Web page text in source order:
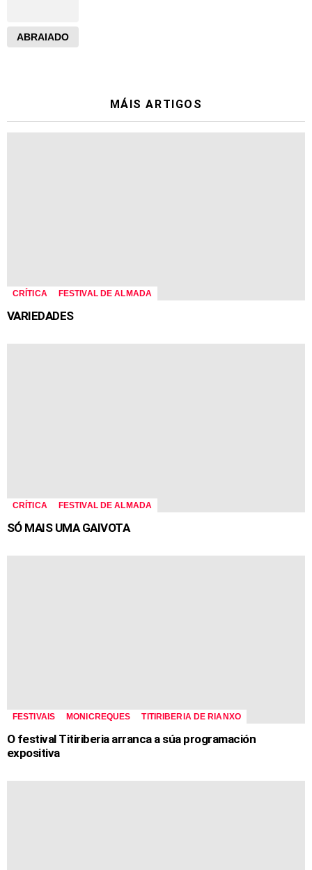
ABRAIADO
MÁIS ARTIGOS
CRÍTICA FESTIVAL DE ALMADA
VARIEDADES
CRÍTICA FESTIVAL DE ALMADA
SÓ MAIS UMA GAIVOTA
FESTIVAIS MONICREQUES TITIRIBERIA DE RIANXO
O festival Titiriberia arranca a súa programación
expositiva